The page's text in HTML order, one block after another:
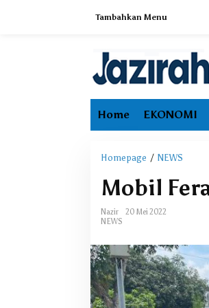
Tambahkan Menu
Home EKONOMI
Homepage / NEWS
b
i
r
a
r
i
Mobil
Nazir
20 Mei 2022
NEWS